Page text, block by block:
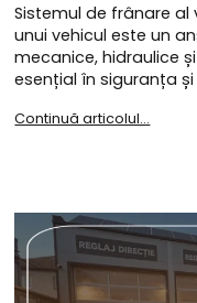
Sistemul de frânare al
unui vehicul este un
mecanice, hidraulice
esențial în siguranța
Continuă articolul...